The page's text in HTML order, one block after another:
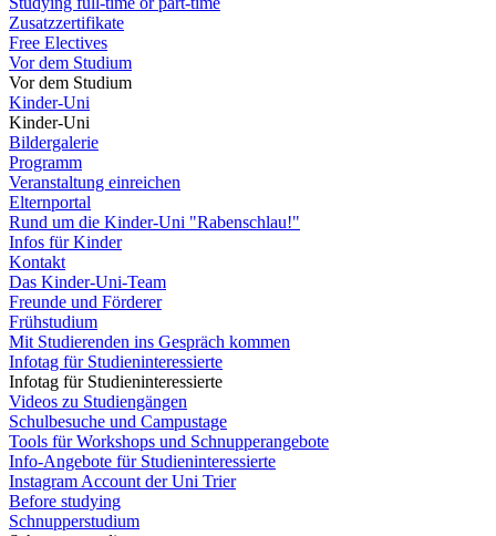
Zusatzzertifikate
Free Electives
Vor dem Studium
Vor dem Studium
Kinder-Uni
Kinder-Uni
Bildergalerie
Programm
Veranstaltung einreichen
Elternportal
Rund um die Kinder-Uni "Rabenschlau!"
Infos für Kinder
Kontakt
Das Kinder-Uni-Team
Freunde und Förderer
Frühstudium
Mit Studierenden ins Gespräch kommen
Infotag für Studieninteressierte
Infotag für Studieninteressierte
Videos zu Studiengängen
Schulbesuche und Campustage
Tools für Workshops und Schnupperangebote
Info-Angebote für Studieninteressierte
Instagram Account der Uni Trier
Before studying
Schnupperstudium